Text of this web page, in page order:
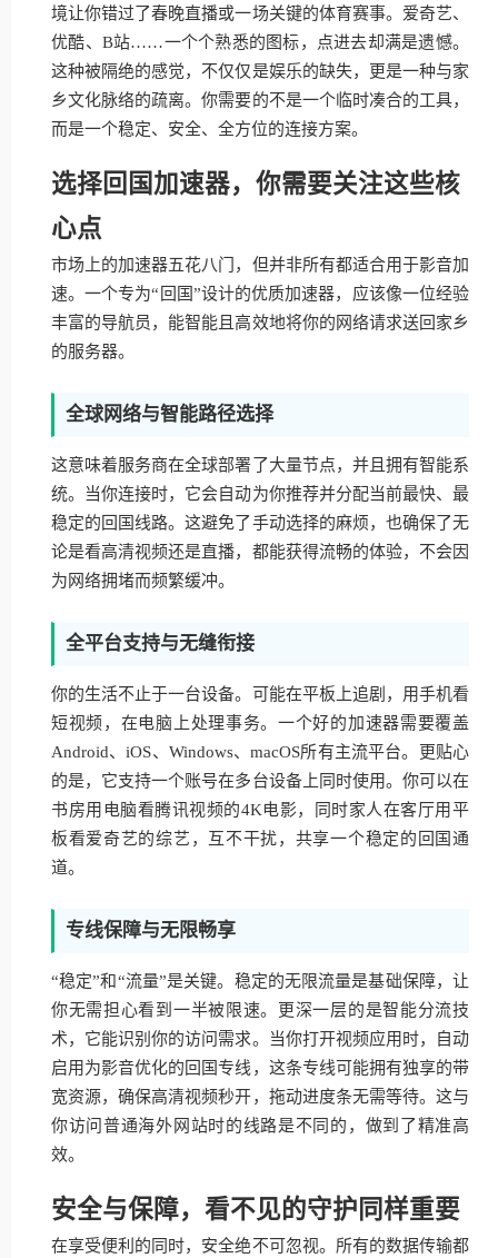
境让你错过了春晚直播或一场关键的体育赛事。爱奇艺、
优酷、B站……一个个熟悉的图标，点进去却满是遗憾。
这种被隔绝的感觉，不仅仅是娱乐的缺失，更是一种与家
乡文化脉络的疏离。你需要的不是一个临时凑合的工具，
而是一个稳定、安全、全方位的连接方案。
选择回国加速器，你需要关注这些核
心点
市场上的加速器五花八门，但并非所有都适合用于影音加
速。一个专为“回国”设计的优质加速器，应该像一位经验
丰富的导航员，能智能且高效地将你的网络请求送回家乡
的服务器。
全球网络与智能路径选择
这意味着服务商在全球部署了大量节点，并且拥有智能系
统。当你连接时，它会自动为你推荐并分配当前最快、最
稳定的回国线路。这避免了手动选择的麻烦，也确保了无
论是看高清视频还是直播，都能获得流畅的体验，不会因
为网络拥堵而频繁缓冲。
全平台支持与无缝衔接
你的生活不止于一台设备。可能在平板上追剧，用手机看
短视频，在电脑上处理事务。一个好的加速器需要覆盖
Android、iOS、Windows、macOS所有主流平台。更贴心
的是，它支持一个账号在多台设备上同时使用。你可以在
书房用电脑看腾讯视频的4K电影，同时家人在客厅用平
板看爱奇艺的综艺，互不干扰，共享一个稳定的回国通
道。
专线保障与无限畅享
“稳定”和“流量”是关键。稳定的无限流量是基础保障，让
你无需担心看到一半被限速。更深一层的是智能分流技
术，它能识别你的访问需求。当你打开视频应用时，自动
启用为影音优化的回国专线，这条专线可能拥有独享的带
宽资源，确保高清视频秒开，拖动进度条无需等待。这与
你访问普通海外网站时的线路是不同的，做到了精准高
效。
安全与保障，看不见的守护同样重要
在享受便利的同时，安全绝不可忽视。所有的数据传输都